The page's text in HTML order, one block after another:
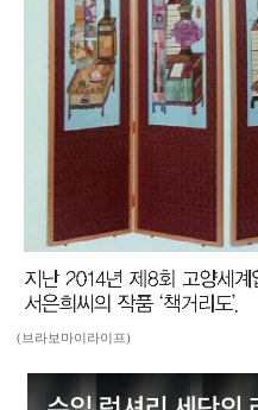
(브라보마이라이프)